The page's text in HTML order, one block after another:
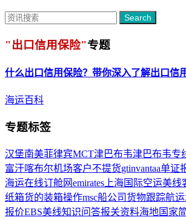
Search
"出口信用保险"专题
什么出口信用保险？带你深入了解出口信
海运百科
专题标签
汉堡南美菲律宾MCT津巴布韦津巴布韦专
富汗喀布尔机场客户不提货gtinvantaa单证
海运在线订舱网emirates 上海国际空运美线
纸箱货的装箱操作msc船公司货物跟踪航
报价EBS美线知识问答报关资料海地国家